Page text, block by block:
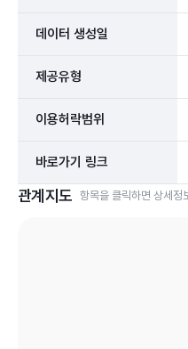
데이터 생성일
제공유형
이용허락범위
바로가기 링크
관계지도 항목을 클릭하면 상세정